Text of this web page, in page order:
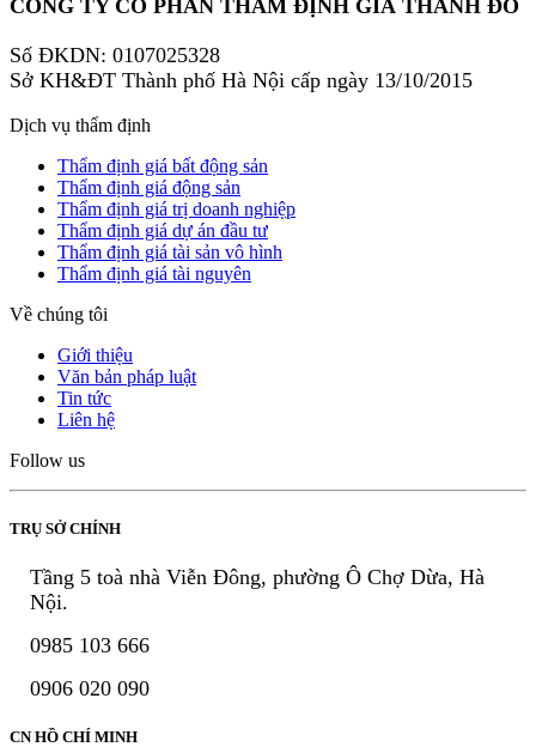
CÔNG TY CỔ PHẦN THẨM ĐỊNH GIÁ THÀNH ĐÔ
Số ĐKDN: 0107025328
Sở KH&ĐT Thành phố Hà Nội cấp ngày 13/10/2015
Dịch vụ thẩm định
Thẩm định giá bất động sản
Thẩm định giá động sản
Thẩm định giá trị doanh nghiệp
Thẩm định giá dự án đầu tư
Thẩm định giá tài sản vô hình
Thẩm định giá tài nguyên
Về chúng tôi
Giới thiệu
Văn bản pháp luật
Tin tức
Liên hệ
Follow us
TRỤ SỞ CHÍNH
Tầng 5 toà nhà Viễn Đông, phường Ô Chợ Dừa, Hà
Nội.
0985 103 666
0906 020 090
CN HỒ CHÍ MINH